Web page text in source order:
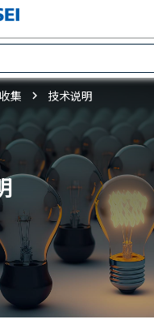
集 技术说明